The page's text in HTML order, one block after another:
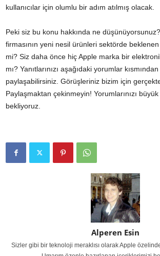
kullanıcılar için olumlu bir adım atılmış olacak.
Peki siz bu konu hakkında ne
firmasının yeni nesil ürünleri sektörde
mi? Siz daha önce hiç Apple marka bir
mı? Yanıtlarınızı aşağıdaki yorumlar
paylaşabilirsiniz. Görüşleriniz bizim için
Paylaşmaktan çekinmeyin! Yorumlarınızı
bekliyoruz.
Alperen Esin
Sizler gibi bir teknoloji meraklısı olarak Apple